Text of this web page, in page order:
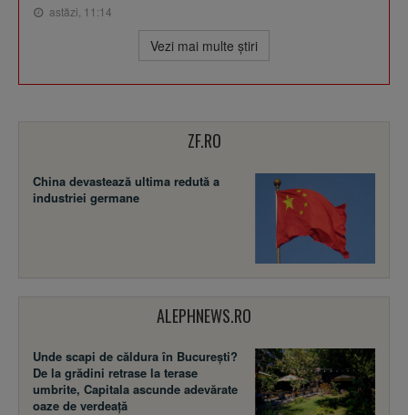
astăzi, 11:14
Vezi mai multe ştiri
ZF.RO
China devastează ultima redută a
industriei germane
ALEPHNEWS.RO
Unde scapi de căldura în București?
De la grădini retrase la terase
umbrite, Capitala ascunde adevărate
oaze de verdeață